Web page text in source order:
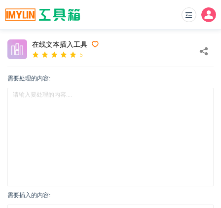
在线文本插入工具
5
需要处理的内容:
需要插入的内容: